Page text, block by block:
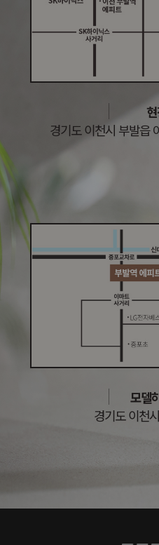
경기도 이천시 부발읍
모델
경기도 이천